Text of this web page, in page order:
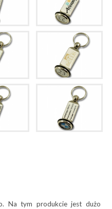
Na tym produkcie jest dużo